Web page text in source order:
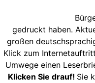
gedruckt haben.
großen
Klick zum
Umwege einen
Klicken Sie drauf! Sie